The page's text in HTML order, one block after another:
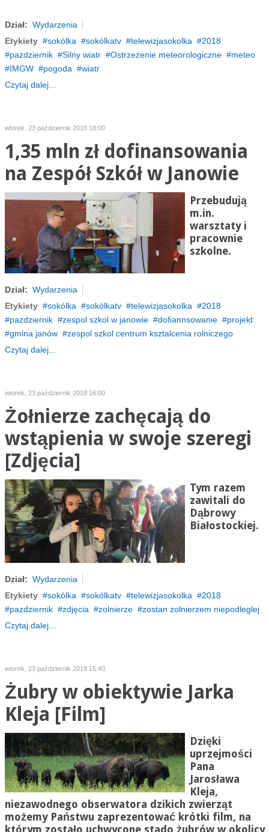
Dział: Wydarzenia
Etykiety
sokólka sokólkatv telewizjasokolka
2018
pazdziernik
Silny wiatr Ostrzeżenie meteorologiczne
meteo
IMGW
pogoda
wiatr
Czytaj dalej...
wtorek, 23 październik 2018 18:00
1,35 mln zł dofinansowania
na Zespół Szkół w Janowie
Przebudują
m.in.
warsztaty i
pracownie
szkolne.
Dział: Wydarzenia
Etykiety
sokólka sokólkatv telewizjasokolka
2018
pazdziernik
zespol szkol w janowie dofiannsowanie
projekt
gmina janów
zespol szkol centrum ksztalcenia rolniczego
Czytaj dalej...
wtorek, 23 październik 2018 16:00
Żołnierze zachęcają do
wstąpienia w swoje szeregi
[Zdjęcia]
Tym razem
zawitali do
Dąbrowy
Białostockiej.
Dział: Wydarzenia
Etykiety
sokólka sokólkatv telewizjasokolka
2018
pazdziernik
zdjęcia zolnierze
zostan zolnierzem niepodleglej
Czytaj dalej...
wtorek, 23 październik 2018 15:40
Żubry w obiektywie Jarka
Kleja [Film]
Dzięki
uprzejmości
Pana
Jarosława
Kleja,
niezawodnego obserwatora dzikich zwierząt
możemy Państwu zaprezentować krótki film, na
którym zostało uchwycone stado żubrów w okolicy